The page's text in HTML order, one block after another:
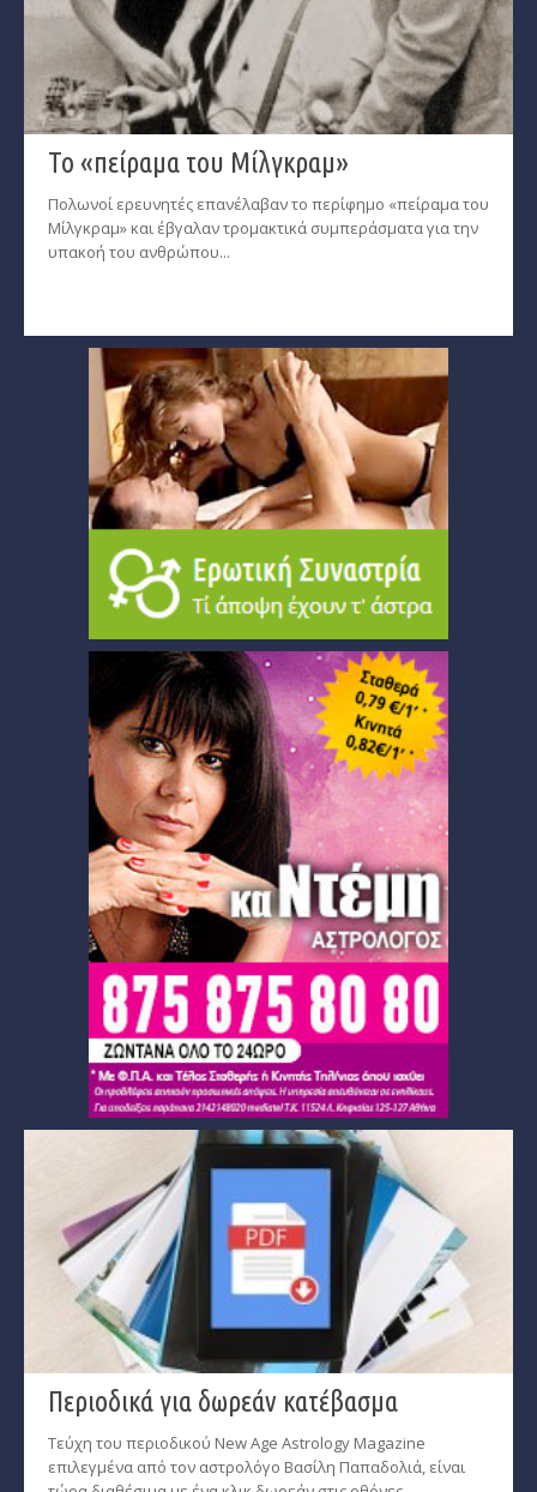
Το «πείραμα του Μίλγκραμ»
Πολωνοί ερευνητές επανέλαβαν το περίφημο «πείραμα του
Μίλγκραμ» και έβγαλαν τρομακτικά συμπεράσματα για την
υπακοή του ανθρώπου...
Περιοδικά για δωρεάν κατέβασμα
Τεύχη του περιοδικού New Age Astrology Magazine
επιλεγμένα από τον αστρολόγο Βασίλη Παπαδολιά, είναι